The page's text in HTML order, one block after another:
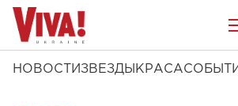
НОВОСТИ ЗВЕЗДЫ КРАСА